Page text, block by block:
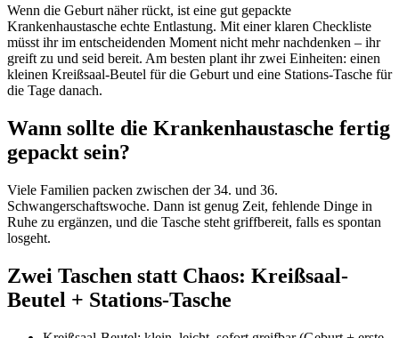
Wenn die Geburt näher rückt, ist eine gut gepackte
Krankenhaustasche echte Entlastung. Mit einer klaren Checkliste
müsst ihr im entscheidenden Moment nicht mehr nachdenken – ihr
greift zu und seid bereit. Am besten plant ihr zwei Einheiten: einen
kleinen Kreißsaal-Beutel für die Geburt und eine Stations-Tasche für
die Tage danach.
Wann sollte die Krankenhaustasche fertig
gepackt sein?
Viele Familien packen zwischen der 34. und 36.
Schwangerschaftswoche. Dann ist genug Zeit, fehlende Dinge in
Ruhe zu ergänzen, und die Tasche steht griffbereit, falls es spontan
losgeht.
Zwei Taschen statt Chaos: Kreißsaal-
Beutel + Stations-Tasche